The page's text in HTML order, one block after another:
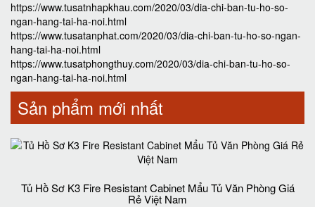
https://www.tusatnhapkhau.com/2020/03/dia-chi-ban-tu-ho-so-
ngan-hang-tai-ha-noi.html
https://www.tusatanphat.com/2020/03/dia-chi-ban-tu-ho-so-ngan-
hang-tai-ha-noi.html
https://www.tusatphongthuy.com/2020/03/dia-chi-ban-tu-ho-so-
ngan-hang-tai-ha-noi.html
Sản phẩm mới nhất
Tủ Hồ Sơ K3 Fire Resistant Cabinet Mẩu Tủ Văn Phòng Giá
Rẻ Việt Nam